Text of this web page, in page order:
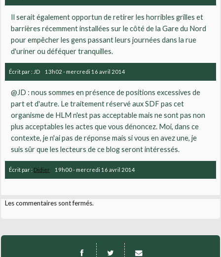
Il serait également opportun de retirer les horribles grilles et
barrières récemment installées sur le côté de la Gare du Nord
pour empêcher les gens passant leurs journées dans la rue
d'uriner ou déféquer tranquilles.
Écrit par : JD 13h02 - mercredi 16 avril 2014
@JD : nous sommes en présence de positions excessives de
part et d'autre. Le traitement réservé aux SDF pas cet
organisme de HLM n'est pas acceptable mais ne sont pas non
plus acceptables les actes que vous dénoncez. Moi, dans ce
contexte, je n'ai pas de réponse mais si vous en avez une, je
suis sûr que les lecteurs de ce blog seront intéressés.
Écrit par : Didier 19h00- mercredi 16 avril 2014
Les commentaires sont fermés.